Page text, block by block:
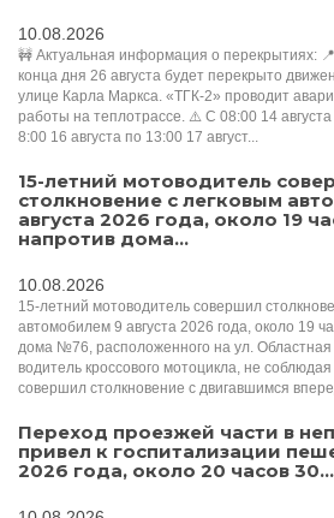
10.08.2026
🚧 Актуальная информация о перекрытиях:
конца дня 26 августа будет перекрыто
улице Карла Маркса. «ТГК-2» проводит
работы на теплотрассе. ⚠️ С 08:00 14 августа
8:00 16 августа по 13:00 17 август...
15-летний мотоводитель
столкновение с легковым
августа 2026 года, около 19
напротив дома...
10.08.2026
15-летний мотоводитель совершил
автомобилем 9 августа 2026 года, около 19
дома №76, расположенного на ул. Областная
водитель кроссового мотоцикла, не
совершил столкновение с двигавшимся
Переход проезжей части в
привел к госпитализации
2026 года, около 20 часов 30...